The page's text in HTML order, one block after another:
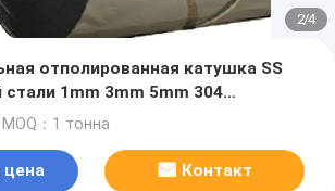
2/4
отполированная катушка SS
1mm 3mm 5mm 304
309s 410
MOQ：1 тонна
Контакт